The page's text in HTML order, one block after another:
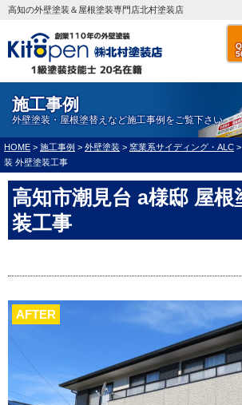
高知の外壁塗装＆屋根塗装専門店北村塗装店
施工事例
外壁塗装・屋根塗替えなど施工事例をご覧下さい
HOME > 施工事例 > 外壁塗装 > 窯業系サイディング・ALC >
装 外壁塗装工事
高知市潮見台 a様邸 屋根
装工事
AFTER